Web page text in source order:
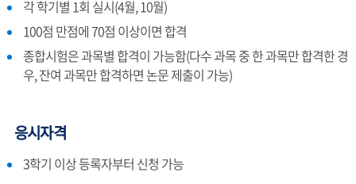
각 학기별 1회 실시(4월, 10월)
100점 만점에 70점 이상이면 합격
종합시험은 과목별 합격이 가능함(다수 과목 중 한 과목만 합격한 경
우, 잔여 과목만 합격하면 논문 제출이 가능)
응시자격
3학기 이상 등록자부터 신청 가능